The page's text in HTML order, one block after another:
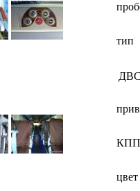
тип
КПП
цвет